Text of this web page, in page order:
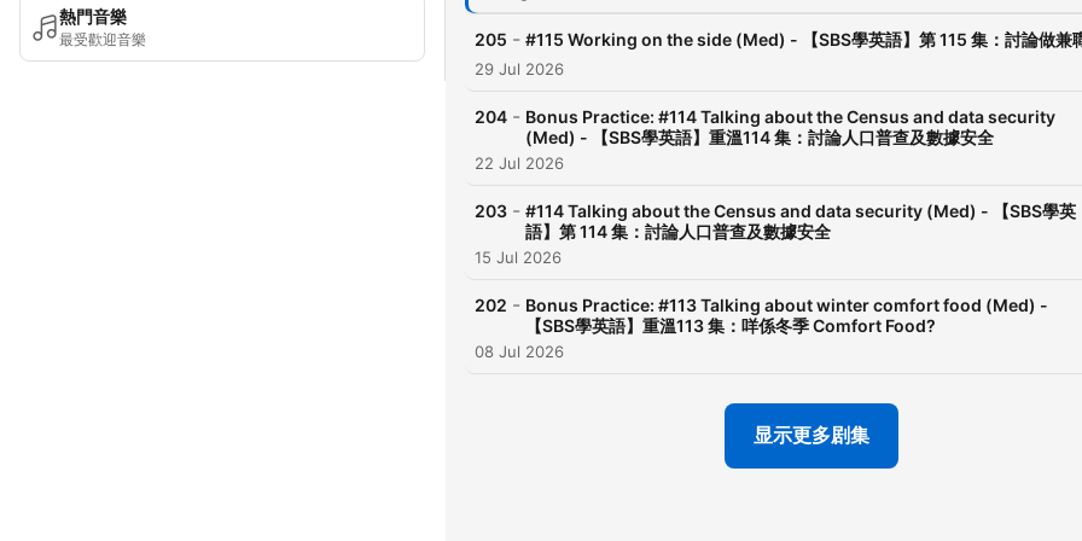
熱門音樂
最受歡迎音樂 205 - #115 Working on the side (Med) - 【SBS學英語】第 115 集：討論做兼
29 Jul 2026
204 - Bonus Practice: #114 Talking about the Census and data security
(Med) - 【SBS學英語】重溫114 集：討論人口普查及數據安全
22 Jul 2026
203 - #114 Talking about the Census and data security (Med) - 【SBS學英
語】第 114 集：討論人口普查及數據安全
15 Jul 2026
202 - Bonus Practice: #113 Talking about winter comfort food (Med) -
【SBS學英語】重溫113 集：咩係冬季 Comfort Food?
08 Jul 2026
显示更多剧集